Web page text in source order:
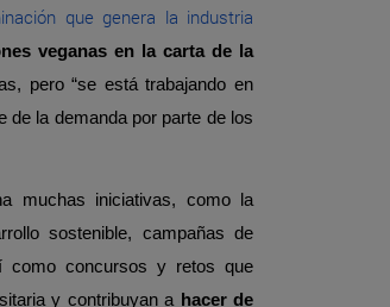
que genera la industria
veganas en la carta de la
pero “se está trabajando en
de la demanda por parte de los
muchas iniciativas, como la
sostenible, campañas de
como concursos y retos que
y contribuyan a hacer de